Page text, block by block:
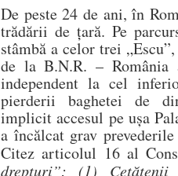
De peste 24 de ani, în
trădării de ţară. Pe
stâmbă a celor trei
de la B.N.R. –
independent la cel
pierderii baghetei de
implicit accesul pe uşa
a încălcat grav
Citez articolul 16 al
drepturi”: (1)